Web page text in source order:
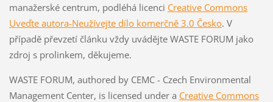
manažerské centrum, podléhá licenci Creative Commons
Uveďte autora-Neužívejte dílo komerčně 3.0 Česko. V
případě převzetí článku vždy uvádějte WASTE FORUM jako
zdroj s prolinkem, děkujeme.
WASTE FORUM, authored by CEMC - Czech Environmental
Management Center, is licensed under a Creative Commons